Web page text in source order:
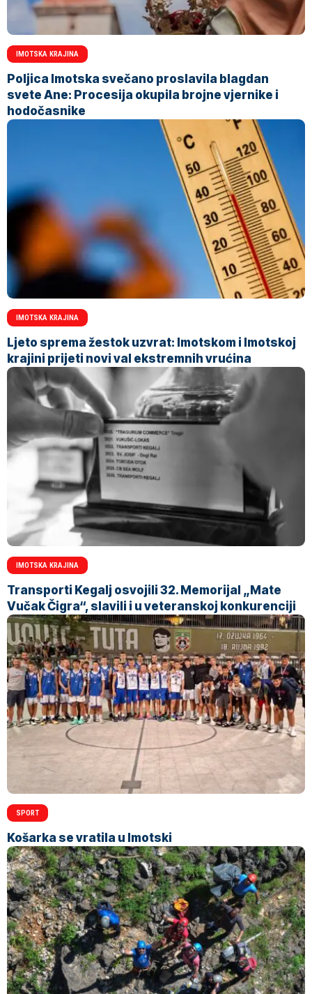
IMOTSKA KRAJINA
Poljica Imotska svečano proslavila blagdan
svete Ane: Procesija okupila brojne vjernike i
hodočasnike
IMOTSKA KRAJINA
Ljeto sprema žestok uzvrat: Imotskom i Imotskoj
krajini prijeti novi val ekstremnih vrućina
IMOTSKA KRAJINA
Transporti Kegalj osvojili 32. Memorijal „Mate
Vučak Čigra“, slavili i u veteranskoj konkurenciji
SPORT
Košarka se vratila u Imotski